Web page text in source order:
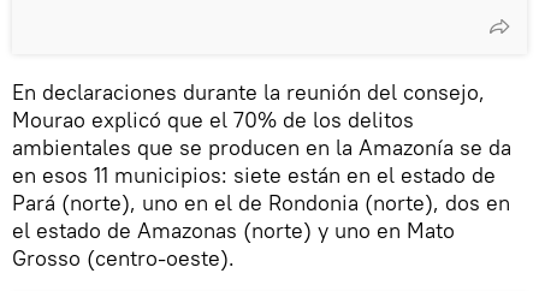
En declaraciones durante la reunión del consejo,
Mourao explicó que el 70% de los delitos
ambientales que se producen en la Amazonía se da
en esos 11 municipios: siete están en el estado de
Pará (norte), uno en el de Rondonia (norte), dos en
el estado de Amazonas (norte) y uno en Mato
Grosso (centro-oeste).